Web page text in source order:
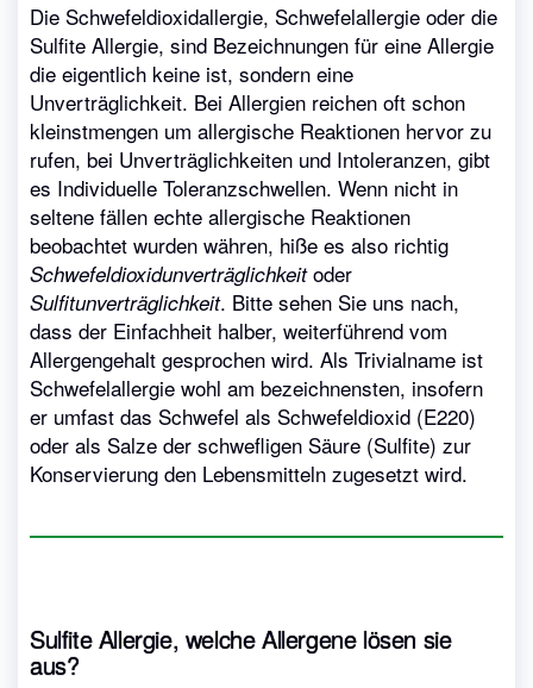
Die Schwefeldioxidallergie, Schwefelallergie oder die
Sulfite Allergie, sind Bezeichnungen für eine Allergie
die eigentlich keine ist, sondern eine
Unverträglichkeit. Bei Allergien reichen oft schon
kleinstmengen um allergische Reaktionen hervor zu
rufen, bei Unverträglichkeiten und Intoleranzen, gibt
es Individuelle Toleranzschwellen. Wenn nicht in
seltene fällen echte allergische Reaktionen
beobachtet wurden währen, hiße es also richtig
Schwefeldioxidunverträglichkeitoder
Sulfitunverträglichkeit. Bitte sehen Sie uns nach,
dass der Einfachheit halber, weiterführend vom
Allergengehalt gesprochen wird. Als Trivialname ist
Schwefelallergie wohl am bezeichnensten, insofern
er umfast das Schwefel als Schwefeldioxid (E220)
oder als Salze der schwefligen Säure (Sulfite) zur
Konservierung den Lebensmitteln zugesetzt wird.
Sulfite Allergie, welche Allergene lösen sie
aus?